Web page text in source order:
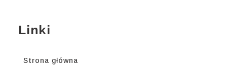
Linki
Strona główna